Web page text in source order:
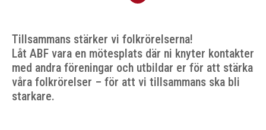
Tillsammans stärker vi folkrörelserna!
Låt ABF vara en mötesplats där ni knyter kontakter
med andra föreningar och utbildar er för att stärka
våra folkrörelser – för att vi tillsammans ska bli
starkare.